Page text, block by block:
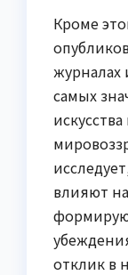
Кроме
журналах
самых
влияют
отклик в